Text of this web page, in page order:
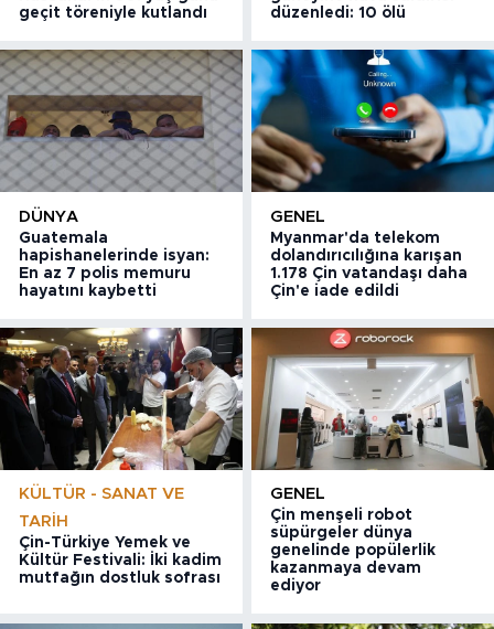
geçit töreniyle kutlandı
düzenledi: 10 ölü
DÜNYA
Guatemala
hapishanelerinde isyan:
En az 7 polis memuru
hayatını kaybetti
GENEL
Myanmar'da telekom
dolandırıcılığına karışan
1.178 Çin vatandaşı daha
Çin'e iade edildi
KÜLTÜR - SANAT VE
TARIH
Çin-Türkiye Yemek ve
Kültür Festivali: İki kadim
mutfağın dostluk sofrası
GENEL
Çin menşeli robot
süpürgeler dünya
genelinde popülerlik
kazanmaya devam
ediyor